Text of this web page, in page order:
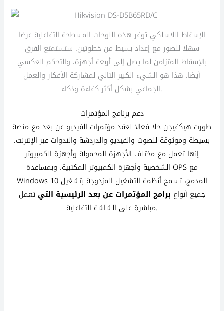
الإسقاط اللاسلكي توفر هذه اللوحات المسطحة التفاعلية عرضا
سهلا للصور مع إعداد بسيط من خطوتين. ستستمتع الفرق
بالإسقاط المتزامن لما يصل إلى أربعة أجهزة، والتحكم العكسي
أيضا. هذا هو الشيء الكبير التالي لمشاركة الأفكار والعمل
الجماعي بشكل أكثر كفاءة وذكاء.
دعم برنامج المؤتمرات
طورت هيكفيجن حلا فعالا لعقد مؤتمرات الفيديو عن بعد مع منصة
بسيطة وموثوقة للصوت والفيديو والدردشة والندوات عبر الإنترنت.
إنها تعمل مع مختلف الأجهزة المحمولة وأجهزة الكمبيوتر
الشخصية وأجهزة الكمبيوتر المكتبية. وبمساعدة OPS مع
Windows 10 المدمج، تسمح أنظمة التشغيل المزدوجة بتشغيل
جميع أنواع برامج المؤتمرات عن بعد الرئيسية التيتعمل
مباشرة على الشاشة التفاعلية.